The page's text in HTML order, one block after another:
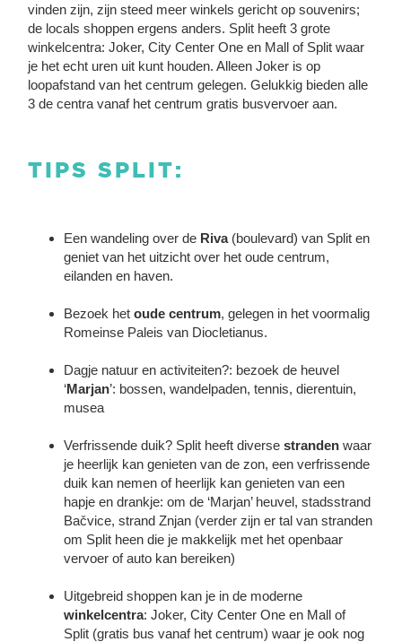
vinden zijn, zijn steed meer winkels gericht op souvenirs;
de locals shoppen ergens anders. Split heeft 3 grote
winkelcentra: Joker, City Center One en Mall of Split waar
je het echt uren uit kunt houden. Alleen Joker is op
loopafstand van het centrum gelegen. Gelukkig bieden alle
3 de centra vanaf het centrum gratis busvervoer aan.
TIPS SPLIT:
Een wandeling over de Riva (boulevard) van Split en
geniet van het uitzicht over het oude centrum,
eilanden en haven.
Bezoek hetoude centrum, gelegen in het voormalig
Romeinse Paleis van Diocletianus.
Dagje natuur en activiteiten?: bezoek de heuvel
‘Marjan’: bossen, wandelpaden, tennis, dierentuin,
musea
Verfrissende duik? Split heeft diversestrandenwaar
je heerlijk kan genieten van de zon, een verfrissende
duik kan nemen of heerlijk kan genieten van een
hapje en drankje: om de ‘Marjan’ heuvel, stadsstrand
Bačvice, strand Znjan (verder zijn er tal van stranden
om Split heen die je makkelijk met het openbaar
vervoer of auto kan bereiken)
Uitgebreid shoppen kan je in de moderne
winkelcentra: Joker, City Center One en Mall of
Split (gratis bus vanaf het centrum) waar je ook nog